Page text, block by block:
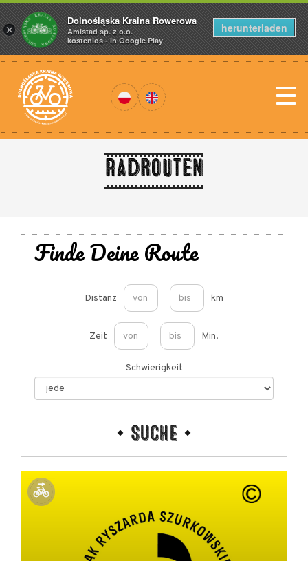
Radrouten
Finde Deine Route
Distanz km
Zeit Min.
Schwierigkeit
SUCHE
×
Dolnośląska Kraina Rowerowa
Amistad sp. z o.o.
kostenlos - In Google Play
herunterladen